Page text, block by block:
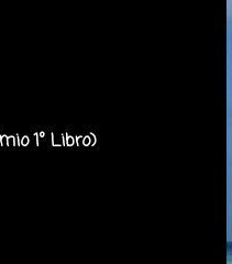
1° Libro)